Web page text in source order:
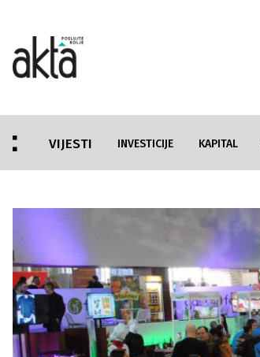
VIJESTI INVESTICIJE KAPITAL